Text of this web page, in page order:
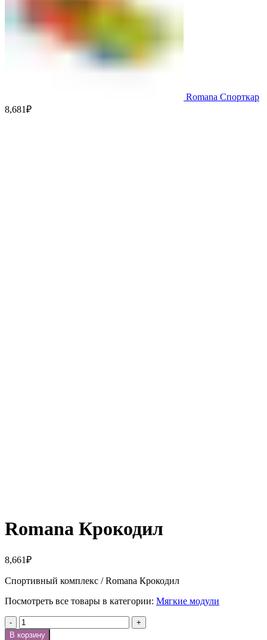
Romana Спорткар
8,681₽
Romana Крокодил
8,661₽
Спортивный комплекс / Romana Крокодил
Посмотреть все товары в категории: Мягкие модули
Количество
В корзину